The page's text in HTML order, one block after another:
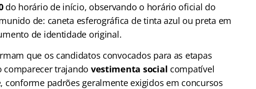
do horário de início, observando o horário oficial do
de: caneta esferográfica de tinta azul ou preta em
de identidade original.
que os candidatos convocados para as etapas
comparecer trajando vestimenta social compatível
conforme padrões geralmente exigidos em concursos